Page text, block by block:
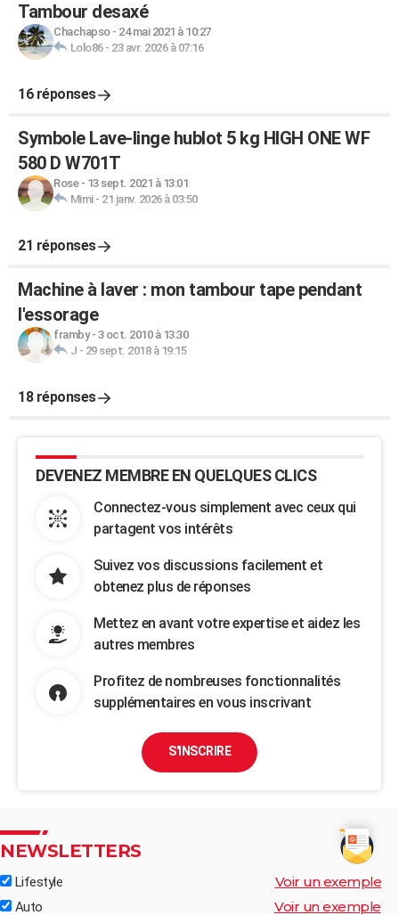
Tambour desaxé
Chachapso- 24 mai 2021 à 10:27
Lolo86- 23 avr. 2026 à 07:16
16 réponses
Symbole Lave-linge hublot 5 kg HIGH ONE WF
580 D W701T
Rose- 13 sept. 2021 à 13:01
Mimi- 21 janv. 2026 à 03:50
21 réponses
Machine à laver : mon tambour tape pendant
l'essorage
framby- 3 oct. 2010 à 13:30
J - 29 sept. 2018 à 19:15
18 réponses
DEVENEZ MEMBRE EN QUELQUES CLICS
Connectez-vous simplement avec ceux qui
partagent vos intérêts
Suivez vos discussions facilement et
obtenez plus de réponses
Mettez en avant votre expertise et aidez les
autres membres
Profitez de nombreuses fonctionnalités
supplémentaires en vous inscrivant
S'INSCRIRE
NEWSLETTERS
Lifestyle Voir un exemple
Auto Voir un exemple